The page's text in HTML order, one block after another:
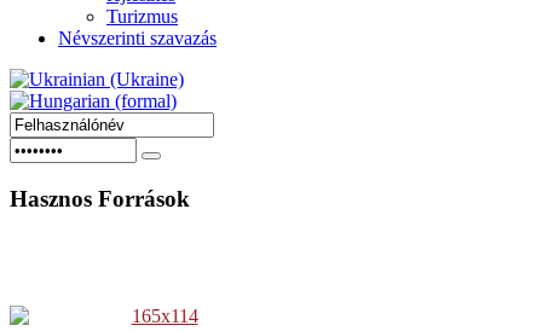
Turizmus
Névszerinti szavazás
Hasznos Források